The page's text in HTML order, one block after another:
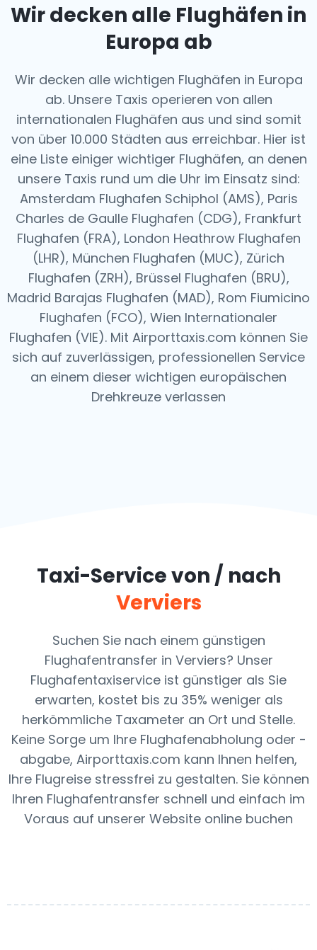
Wir decken alle Flughäfen in
Europa ab
Wir decken alle wichtigen Flughäfen in Europa
ab. Unsere Taxis operieren von allen
internationalen Flughäfen aus und sind somit
von über 10.000 Städten aus erreichbar. Hier ist
eine Liste einiger wichtiger Flughäfen, an denen
unsere Taxis rund um die Uhr im Einsatz sind:
Amsterdam Flughafen Schiphol (AMS), Paris
Charles de Gaulle Flughafen (CDG), Frankfurt
Flughafen (FRA), London Heathrow Flughafen
(LHR), München Flughafen (MUC), Zürich
Flughafen (ZRH), Brüssel Flughafen (BRU),
Madrid Barajas Flughafen (MAD), Rom Fiumicino
Flughafen (FCO), Wien Internationaler
Flughafen (VIE). Mit Airporttaxis.com können Sie
sich auf zuverlässigen, professionellen Service
an einem dieser wichtigen europäischen
Drehkreuze verlassen
Taxi-Service von / nach
Verviers
Suchen Sie nach einem günstigen
Flughafentransfer in Verviers? Unser
Flughafentaxiservice ist günstiger als Sie
erwarten, kostet bis zu 35% weniger als
herkömmliche Taxameter an Ort und Stelle.
Keine Sorge um Ihre Flughafenabholung oder -
abgabe, Airporttaxis.com kann Ihnen helfen,
Ihre Flugreise stressfrei zu gestalten. Sie können
Ihren Flughafentransfer schnell und einfach im
Voraus auf unserer Website online buchen